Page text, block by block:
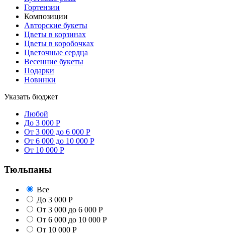
Гортензии
Композиции
Авторские букеты
Цветы в корзинах
Цветы в коробочках
Цветочные сердца
Весенние букеты
Подарки
Новинки
Указать бюджет
Любой
До 3 000 Р
От 3 000 до 6 000 Р
От 6 000 до 10 000 Р
От 10 000 Р
Тюльпаны
Все
До 3 000 Р
От 3 000 до 6 000 Р
От 6 000 до 10 000 Р
От 10 000 Р